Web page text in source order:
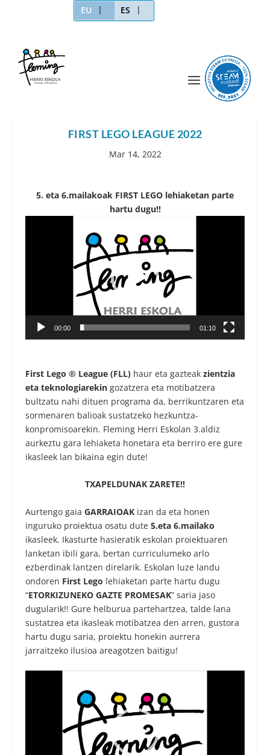
EU ES
FIRST LEGO LEAGUE 2022
Mar 14, 2022
5. eta 6.mailakoak FIRST LEGO lehiaketan parte
hartu dugu!!
erreproduzigailua
00:00 01:10
First Lego ® League (FLL) haur eta gazteakzientzia
eta teknologiarekin gozatzera eta motibatzera
bultzatu nahi dituen programa da, berrikuntzaren eta
sormenaren balioak sustatzeko hezkuntza-
konpromisoarekin. Fleming Herri Eskolan 3.aldiz
aurkeztu gara lehiaketa honetara eta berriro ere gure
ikasleek lan bikaina egin dute!
TXAPELDUNAK ZARETE!!
Aurtengo gaiaGARRAIOAK izan da eta honen
inguruko proiektua osatu dute5.eta 6.mailako
ikasleek. Ikasturte hasieratik eskolan proiektuaren
lanketan ibili gara, bertan curriculumeko arlo
ezberdinak lantzen direlarik. Eskolan luze landu
ondoren First Lego lehiaketan parte hartu dugu
“ETORKIZUNEKO GAZTE PROMESAK” saria jaso
dugularik!! Gure helburua partehartzea, talde lana
sustatzea eta ikasleak motibatzea den arren, gustora
hartu dugu saria, proiektu honekin aurrera
jarraitzeko ilusioa areagotzen baitigu!
erreproduzigailua